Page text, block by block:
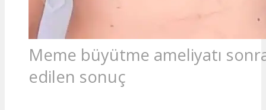
Meme büyütme ameliyatı
edilen sonuç